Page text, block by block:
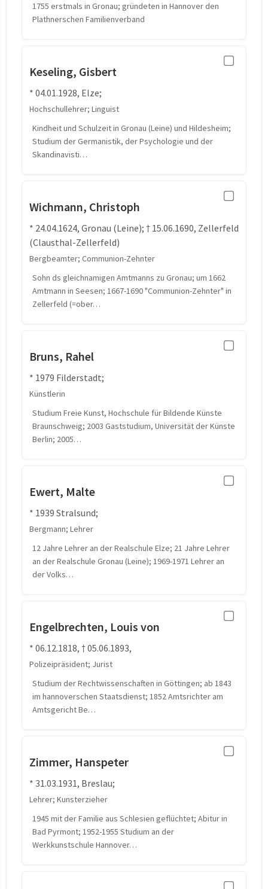
1755 erstmals in Gronau; gründeten in Hannover den
Plathnerschen Familienverband
Keseling, Gisbert
* 04.01.1928, Elze;
Hochschullehrer; Linguist
Kindheit und Schulzeit in Gronau (Leine) und Hildesheim;
Studium der Germanistik, der Psychologie und der
Skandinavisti…
Wichmann, Christoph
* 24.04.1624, Gronau (Leine); † 15.06.1690, Zellerfeld
(Clausthal-Zellerfeld)
Bergbeamter; Communion-Zehnter
Sohn ds gleichnamigen Amtmanns zu Gronau; um 1662
Amtmann in Seesen; 1667-1690 "Communion-Zehnter" in
Zellerfeld (=ober…
Bruns, Rahel
* 1979 Filderstadt;
Künstlerin
Studium Freie Kunst, Hochschule für Bildende Künste
Braunschweig; 2003 Gaststudium, Universität der Künste
Berlin; 2005…
Ewert, Malte
* 1939 Stralsund;
Bergmann; Lehrer
12 Jahre Lehrer an der Realschule Elze; 21 Jahre Lehrer
an der Realschule Gronau (Leine); 1969-1971 Lehrer an
der Volks…
Engelbrechten, Louis von
* 06.12.1818, † 05.06.1893,
Polizeipräsident; Jurist
Studium der Rechtwissenschaften in Göttingen; ab 1843
im hannoverschen Staatsdienst; 1852 Amtsrichter am
Amtsgericht Be…
Zimmer, Hanspeter
* 31.03.1931, Breslau;
Lehrer; Kunsterzieher
1945 mit der Familie aus Schlesien geflüchtet; Abitur in
Bad Pyrmont; 1952-1955 Studium an der
Werkkunstschule Hannover…